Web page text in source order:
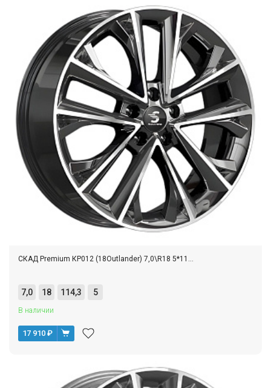
СКАД Premium КР012 (18Outlander) 7,0\R18 5*11...
7,0 18 114,3 5
В наличии
17 910 ₽